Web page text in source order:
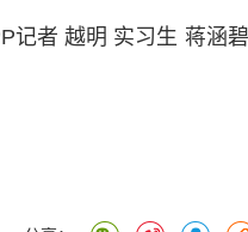
者 越明 实习生 蒋涵